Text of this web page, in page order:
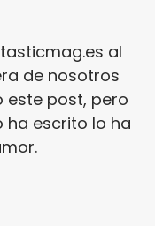
al
de nosotros
este post, pero
ha escrito lo ha